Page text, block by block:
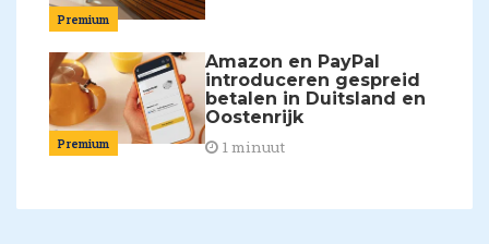
Premium
Premium
Amazon en PayPal
introduceren gespreid
betalen in Duitsland en
Oostenrijk
1 minuut